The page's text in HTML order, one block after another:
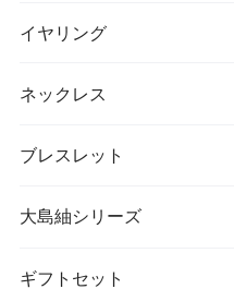
イヤリング
ネックレス
ブレスレット
大島紬シリーズ
ギフトセット